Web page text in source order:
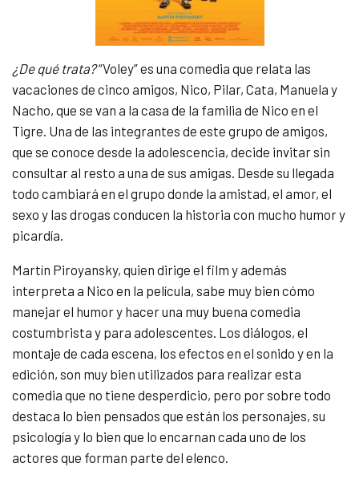
¿De qué trata?“Voley” es una comedia que relata las
vacaciones de cinco amigos, Nico, Pilar, Cata, Manuela y
Nacho, que se van a la casa de la familia de Nico en el
Tigre. Una de las integrantes de este grupo de amigos,
que se conoce desde la adolescencia, decide invitar sin
consultar al resto a una de sus amigas. Desde su llegada
todo cambiará en el grupo donde la amistad, el amor, el
sexo y las drogas conducen la historia con mucho humor y
picardía.
Martín Piroyansky, quien dirige el film y además
interpreta a Nico en la película, sabe muy bien cómo
manejar el humor y hacer una muy buena comedia
costumbrista y para adolescentes. Los diálogos, el
montaje de cada escena, los efectos en el sonido y en la
edición, son muy bien utilizados para realizar esta
comedia que no tiene desperdicio, pero por sobre todo
destaca lo bien pensados que están los personajes, su
psicología y lo bien que lo encarnan cada uno de los
actores que forman parte del elenco.